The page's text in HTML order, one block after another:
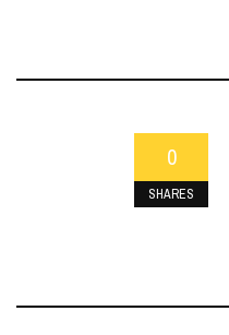
0
SHARES